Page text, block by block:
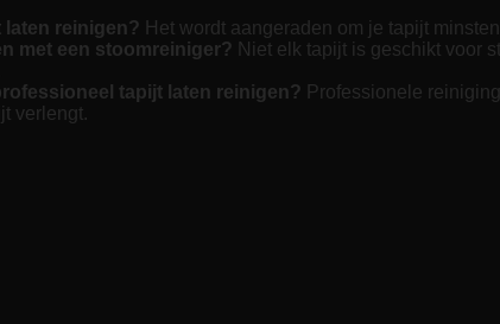
laten reinigen? Het wordt aangeraden om je tapijt
met een stoomreiniger? Niet elk tapijt is geschikt voor
tapijt laten reinigen? Professionele
verlengt.